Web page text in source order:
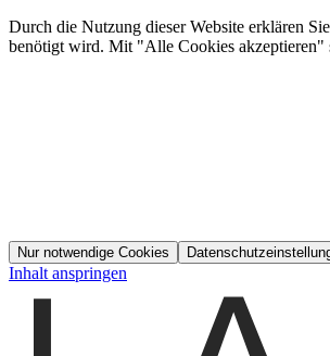
Durch die Nutzung dieser Website erklären
benötigt wird. Mit "Alle Cookies akzeptieren"
Nur notwendige Cookies
Inhalt anspringen